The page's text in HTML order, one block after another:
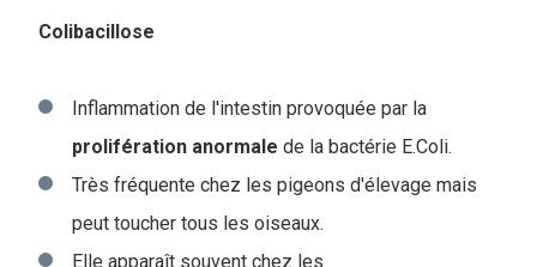
Colibacillose
Inflammation de l'intestin provoquée par la
prolifération anormale de la bactérie E.Coli.
Très fréquente chez les pigeons d'élevage mais
peut toucher tous les oiseaux.
Elle apparaît souvent chez les